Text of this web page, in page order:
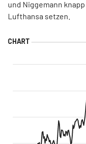
und Niggemann
Lufthansa setzen.